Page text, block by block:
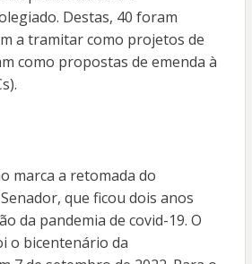
Destas, 40 foram
a tramitar como projetos de
como propostas de emenda à
marca a retomada do
que ficou dois anos
da pandemia de covid-19. O
o bicentenário da